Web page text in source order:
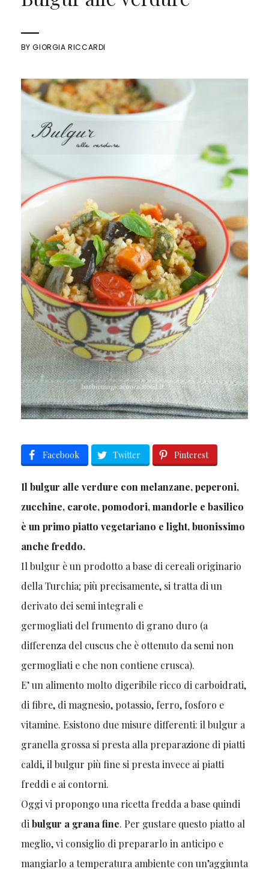
BYGIORGIA RICCARDI
Facebook Twitter Pinterest
Il bulgur alle verdure con melanzane, peperoni,
zucchine, carote, pomodori, mandorle e basilico
è un primo piatto vegetariano e light, buonissimo
anche freddo.
Il bulgur è un prodotto a base di cereali originario
della Turchia; più precisamente, si tratta di un
derivato dei semi integrali e
germogliati del frumento di grano duro (a
differenza del cuscus che è ottenuto da semi non
germogliati e che non contiene crusca).
E’ un alimento molto digeribile ricco di carboidrati,
di fibre, di magnesio, potassio, ferro, fosforo e
vitamine. Esistono due misure differenti: il bulgur a
granella grossa si presta alla preparazione di piatti
caldi, il bulgur più fine si presta invece ai piatti
freddi e ai contorni.
Oggi vi propongo una ricetta fredda a base quindi
di bulgur a grana fine. Per gustare questo piatto al
meglio, vi consiglio di prepararlo in anticipo e
mangiarlo a temperatura ambiente con un’aggiunta